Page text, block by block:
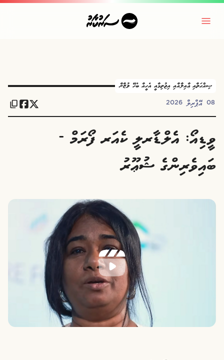
ޞިއްޙަތާއި ޢާއިލާއާއި އިޖުތިމާއީ އެހީއާ ބެހޭ ވުޒާރާ
08 އޭޕްރިލް 2026
ވީޑިއޯ: އެލްޑާރލީ ކެއަރ ފޯރަމް -
ބައިވެރިންގެ ޝުޢޫރު